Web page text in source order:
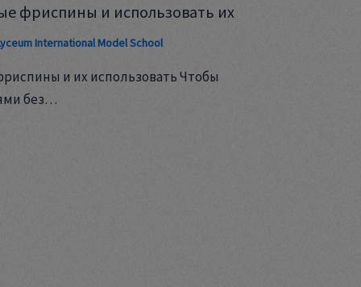
фриспины и использовать их
International Model School
и их использовать Чтобы
без…